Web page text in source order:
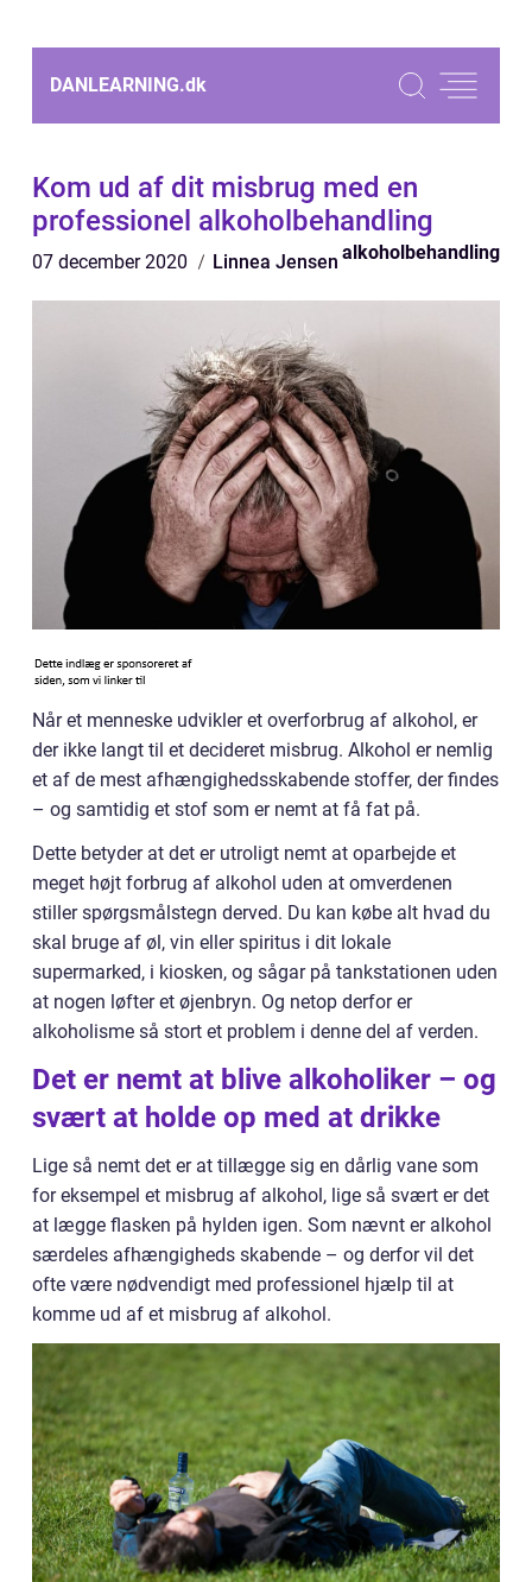
DANLEARNING.dk
Kom ud af dit misbrug med en
professionel alkoholbehandling
07 december 2020 Linnea Jensen alkoholbehandling
Når et menneske udvikler et overforbrug af alkohol, er
der ikke langt til et decideret misbrug. Alkohol er nemlig
et af de mest afhængighedsskabende stoffer, der findes
– og samtidig et stof som er nemt at få fat på.
Dette betyder at det er utroligt nemt at oparbejde et
meget højt forbrug af alkohol uden at omverdenen
stiller spørgsmålstegn derved. Du kan købe alt hvad du
skal bruge af øl, vin eller spiritus i dit lokale
supermarked, i kiosken, og sågar på tankstationen uden
at nogen løfter et øjenbryn. Og netop derfor er
alkoholisme så stort et problem i denne del af verden.
Det er nemt at blive alkoholiker – og
svært at holde op med at drikke
Lige så nemt det er at tillægge sig en dårlig vane som
for eksempel et misbrug af alkohol, lige så svært er det
at lægge flasken på hylden igen. Som nævnt er alkohol
særdeles afhængigheds skabende – og derfor vil det
ofte være nødvendigt med professionel hjælp til at
komme ud af et misbrug af alkohol.